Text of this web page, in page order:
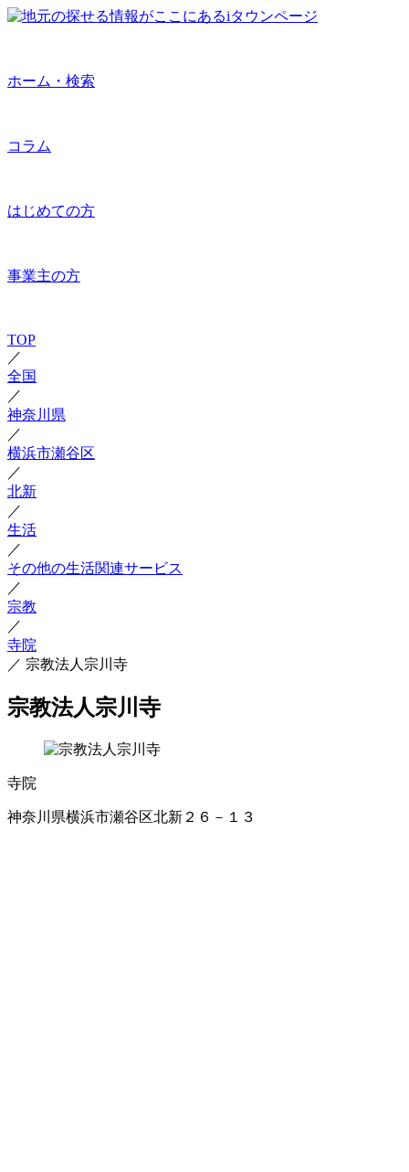
ホーム・検索
コラム
はじめての方
事業主の方
TOP
／
全国
／
神奈川県
／
横浜市瀬谷区
／
北新
／
生活
／
その他の生活関連サービス
／
宗教
／
寺院
／ 宗教法人宗川寺
宗教法人宗川寺
寺院
神奈川県横浜市瀬谷区北新２６－１３